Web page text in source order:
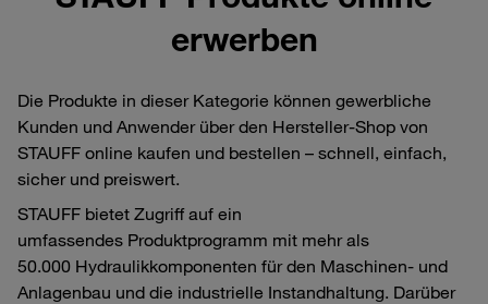
erwerben
Die Produkte in dieser Kategorie können gewerbliche
Kunden und Anwender über den Hersteller-Shop von
STAUFF online kaufen und bestellen – schnell, einfach,
sicher und preiswert.
STAUFF bietet Zugriff auf ein
umfassendes Produktprogramm mit mehr als
50.000 Hydraulikkomponenten für den Maschinen- und
Anlagenbau und die industrielle Instandhaltung. Darüber